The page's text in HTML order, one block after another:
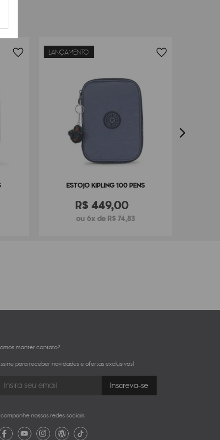
LANÇAMENTO
ESTOJO KIPLING 100 PENS
R$449,00
ou 6x de R$ 74,83
manter contato?
para receber novidades e ofertas exclusivas!
nossas redes sociais